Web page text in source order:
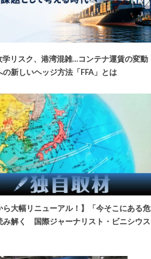
学リスク、港湾混雑…コンテナ運賃の変動
の新しいヘッジ方法「FFA」とは
ら大幅リニューアル！】「今そこにある危
み解く 国際ジャーナリスト・ビニシウス